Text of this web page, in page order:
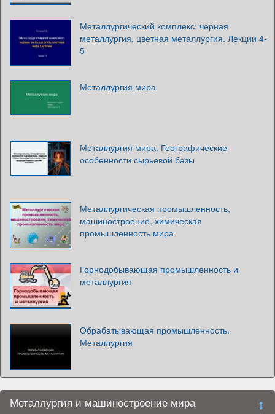
Металлургический комплекс: черная
металлургия, цветная металлургия. Лекции 4-
5
Металлургия мира
Металлургия мира. Географические
особенности сырьевой базы
Металлургическая промышленность,
машиностроение, химическая
промышленность мира
Горнодобывающая промышленность и
металлургия
Обрабатывающая промышленность.
Металлургия
Металлургия и машиностроение мира